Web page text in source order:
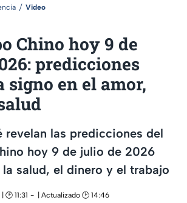
Video
Chino hoy 9 de
predicciones
signo en el amor,
revelan las predicciones del
hoy 9 de julio de 2026
salud, el dinero y el trabajo
11:31
| Actualizado 🕑 14:46